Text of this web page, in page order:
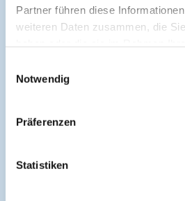
Partner führen diese
weiteren Daten zusammen, die
Notwendig
Präferenzen
Statistiken
Zur Verbesserung der
letzten 5 Kurse angezeigt. Diese